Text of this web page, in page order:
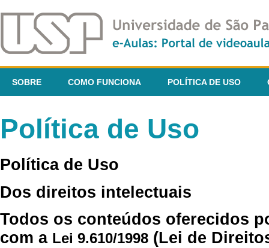
SOBRE COMO FUNCIONA POLÍTICA DE USO
Política de Uso
Política de Uso
Dos direitos intelectuais
Todos os conteúdos oferecidos
com a Lei 9.610/1998 (Lei de